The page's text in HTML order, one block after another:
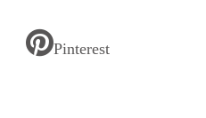
Pinterest